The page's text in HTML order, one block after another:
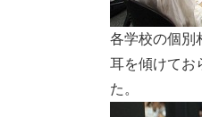
各学校の個別
耳を傾けてお
た。